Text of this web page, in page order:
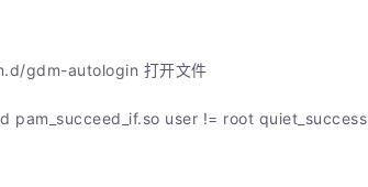
gdm-autologin 打开文件
pam_succeed_if.so user != root quiet_success